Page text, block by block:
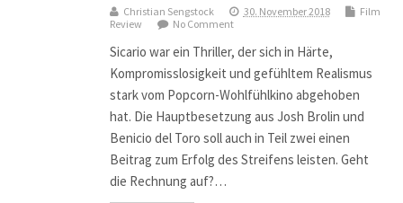
Christian Sengstock 30. November 2018
Film
Review
No Comment
Sicario war ein Thriller, der sich in Härte,
Kompromisslosigkeit und gefühltem Realismus
stark vom Popcorn-Wohlfühlkino abgehoben
hat. Die Hauptbesetzung aus Josh Brolin und
Benicio del Toro soll auch in Teil zwei einen
Beitrag zum Erfolg des Streifens leisten. Geht
die Rechnung auf?…